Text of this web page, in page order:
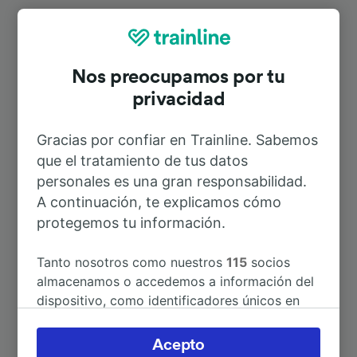
Rutas más populares desde Soltau
A Bremen Hbf
A Hamburg Hbf 1h 12min
A Hannover Hbf 1h 9min
A Hamburg Airport 1h 48min
Nos preocupamos por tu
privacidad
Gracias por confiar en Trainline. Sabemos
que el tratamiento de tus datos
personales es una gran responsabilidad.
A continuación, te explicamos cómo
protegemos tu información.
Tanto nosotros como nuestros115 socios
almacenamos o accedemos a información del
dispositivo, como identificadores únicos en
Puedes aceptar o administrar tus preferencias
Acepto